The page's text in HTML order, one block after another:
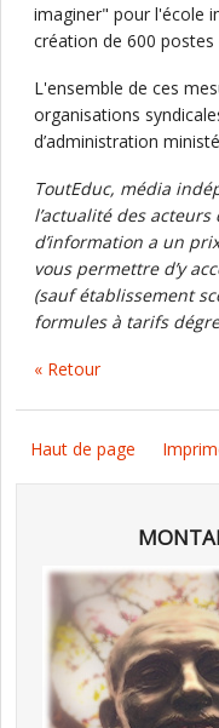
imaginer" pour l'école
création de 600 postes
L'ensemble de ces
organisations
d’administration
ToutEduc, média
l’actualité des acteurs
d’information a un
vous permettre d’y
(sauf établissement
formules à tarifs
« Retour
Haut de page